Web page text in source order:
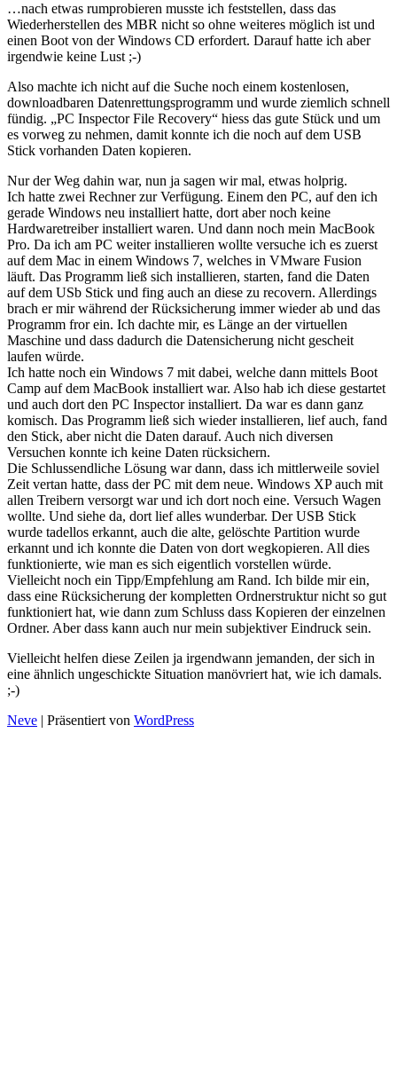
…nach etwas rumprobieren musste ich feststellen, dass das
Wiederherstellen des MBR nicht so ohne weiteres möglich ist und
einen Boot von der Windows CD erfordert. Darauf hatte ich aber
irgendwie keine Lust ;-)
Also machte ich nicht auf die Suche noch einem kostenlosen,
downloadbaren Datenrettungsprogramm und wurde ziemlich schnell
fündig. „PC Inspector File Recovery“ hiess das gute Stück und um
es vorweg zu nehmen, damit konnte ich die noch auf dem USB
Stick vorhanden Daten kopieren.
Nur der Weg dahin war, nun ja sagen wir mal, etwas holprig.
Ich hatte zwei Rechner zur Verfügung. Einem den PC, auf den ich
gerade Windows neu installiert hatte, dort aber noch keine
Hardwaretreiber installiert waren. Und dann noch mein MacBook
Pro. Da ich am PC weiter installieren wollte versuche ich es zuerst
auf dem Mac in einem Windows 7, welches in VMware Fusion
läuft. Das Programm ließ sich installieren, starten, fand die Daten
auf dem USb Stick und fing auch an diese zu recovern. Allerdings
brach er mir während der Rücksicherung immer wieder ab und das
Programm fror ein. Ich dachte mir, es Länge an der virtuellen
Maschine und dass dadurch die Datensicherung nicht gescheit
laufen würde.
Ich hatte noch ein Windows 7 mit dabei, welche dann mittels Boot
Camp auf dem MacBook installiert war. Also hab ich diese gestartet
und auch dort den PC Inspector installiert. Da war es dann ganz
komisch. Das Programm ließ sich wieder installieren, lief auch, fand
den Stick, aber nicht die Daten darauf. Auch nich diversen
Versuchen konnte ich keine Daten rücksichern.
Die Schlussendliche Lösung war dann, dass ich mittlerweile soviel
Zeit vertan hatte, dass der PC mit dem neue. Windows XP auch mit
allen Treibern versorgt war und ich dort noch eine. Versuch Wagen
wollte. Und siehe da, dort lief alles wunderbar. Der USB Stick
wurde tadellos erkannt, auch die alte, gelöschte Partition wurde
erkannt und ich konnte die Daten von dort wegkopieren. All dies
funktionierte, wie man es sich eigentlich vorstellen würde.
Vielleicht noch ein Tipp/Empfehlung am Rand. Ich bilde mir ein,
dass eine Rücksicherung der kompletten Ordnerstruktur nicht so gut
funktioniert hat, wie dann zum Schluss dass Kopieren der einzelnen
Ordner. Aber dass kann auch nur mein subjektiver Eindruck sein.
Vielleicht helfen diese Zeilen ja irgendwann jemanden, der sich in
eine ähnlich ungeschickte Situation manövriert hat, wie ich damals.
;-)
Neve | Präsentiert von WordPress